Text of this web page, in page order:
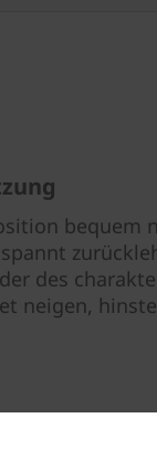
bequem
des
neigen,